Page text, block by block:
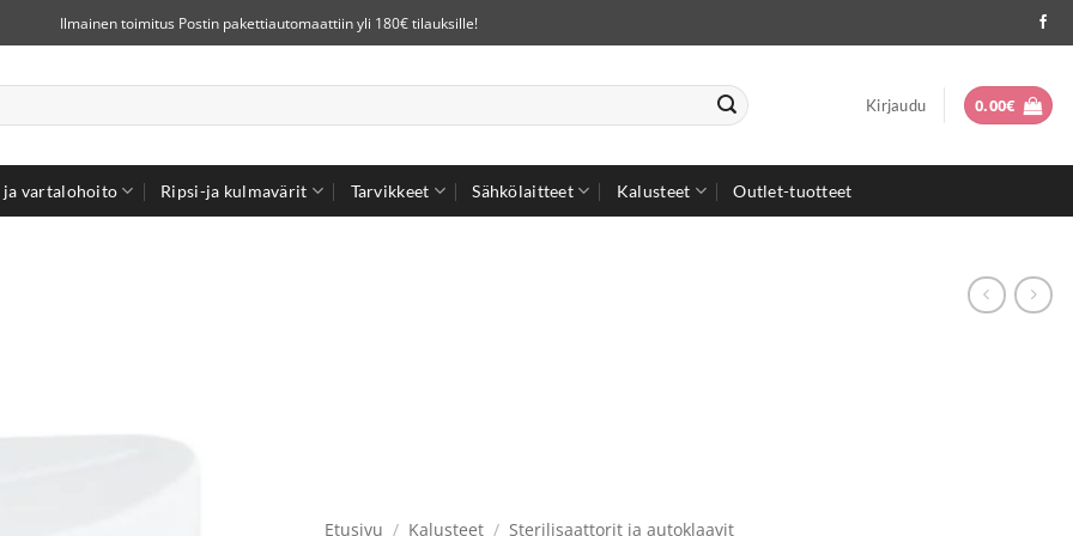
Ilmainen toimitus Postin pakettiautomaattiin yli 180€ tilauksille!
Kirjaudu 0.00€
ja vartalohoito Ripsi-ja kulmavärit Tarvikkeet Sähkölaitteet Kalusteet Outlet-tuotteet
Etusivu / Kalusteet / Sterilisaattorit ja autoklaavit